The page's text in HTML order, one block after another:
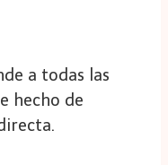
Diplomado
excelentes
que